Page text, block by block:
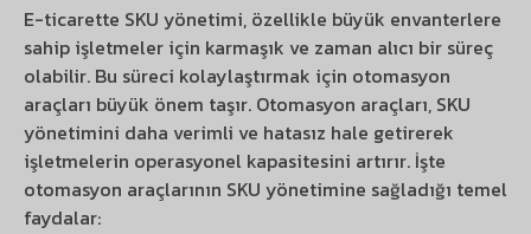
E-ticarette SKU yönetimi, özellikle büyük envanterlere
sahip işletmeler için karmaşık ve zaman alıcı bir süreç
olabilir. Bu süreci kolaylaştırmak için otomasyon
araçları büyük önem taşır. Otomasyon araçları, SKU
yönetimini daha verimli ve hatasız hale getirerek
işletmelerin operasyonel kapasitesini artırır. İşte
otomasyon araçlarının SKU yönetimine sağladığı temel
faydalar: